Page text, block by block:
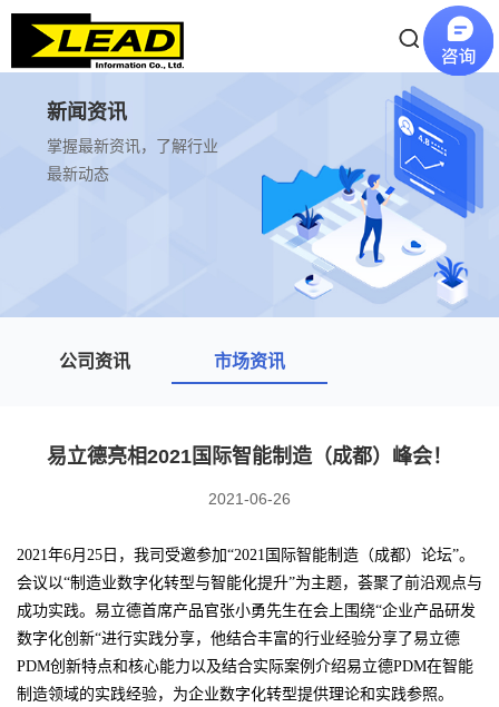
新闻资讯
掌握最新资讯，了解行业
最新动态
公司资讯 市场资讯
易立德亮相2021国际智能制造（成都）峰会！
2021-06-26
2021年6月25日，我司受邀参加“2021国际智能制造（成都）论坛”。
会议以“制造业数字化转型与智能化提升”为主题，荟聚了前沿观点与
成功实践。易立德首席产品官张小勇先生在会上围绕“企业产品研发
数字化创新“进行实践分享，他结合丰富的行业经验分享了易立德
PDM创新特点和核心能力以及结合实际案例介绍易立德PDM在智能
制造领域的实践经验，为企业数字化转型提供理论和实践参照。